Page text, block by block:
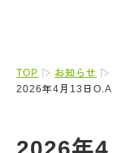
TOP お知らせ
2026年4月13日O.A